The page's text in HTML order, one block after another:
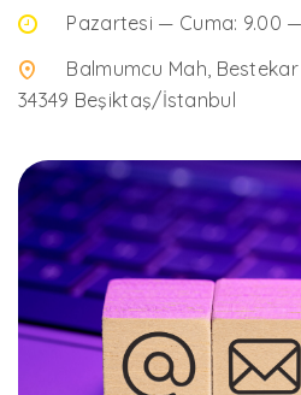
Pazartesi — Cuma: 9.00 —
Balmumcu Mah,
34349 Beşiktaş/İstanbul